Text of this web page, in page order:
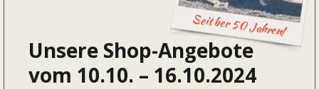
Seit ber 50 Jahren!
Unsere Shop-Angebote
vom 10.10. – 16.10.2024